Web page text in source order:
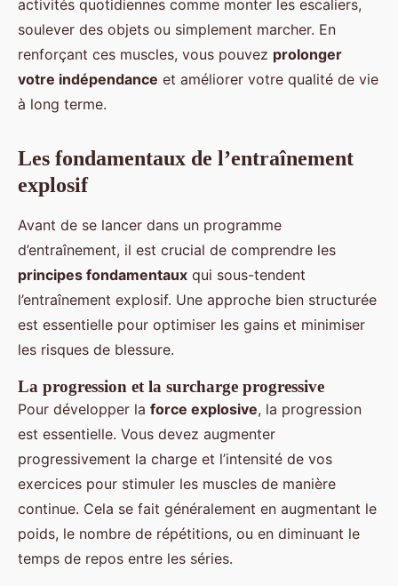
activités quotidiennes comme monter les escaliers,
soulever des objets ou simplement marcher. En
renforçant ces muscles, vous pouvez prolonger
votre indépendance et améliorer votre qualité de vie
à long terme.
Les fondamentaux de l’entraînement
explosif
Avant de se lancer dans un programme
d’entraînement, il est crucial de comprendre les
principes fondamentaux qui sous-tendent
l’entraînement explosif. Une approche bien structurée
est essentielle pour optimiser les gains et minimiser
les risques de blessure.
La progression et la surcharge progressive
Pour développer la force explosive, la progression
est essentielle. Vous devez augmenter
progressivement la charge et l’intensité de vos
exercices pour stimuler les muscles de manière
continue. Cela se fait généralement en augmentant le
poids, le nombre de répétitions, ou en diminuant le
temps de repos entre les séries.